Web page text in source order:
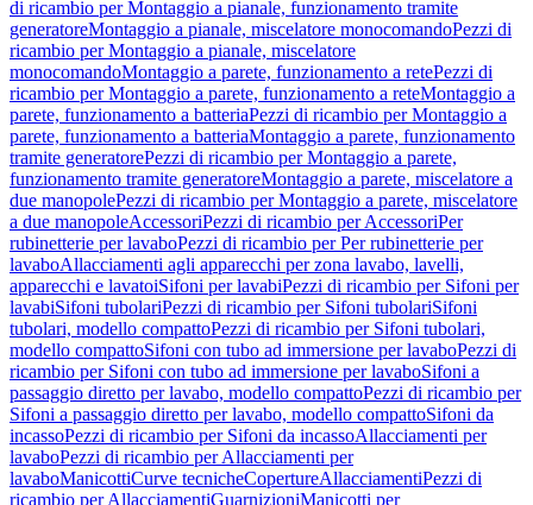
di ricambio per Montaggio a pianale, funzionamento tramite
generatoreMontaggio a pianale, miscelatore monocomandoPezzi di
ricambio per Montaggio a pianale, miscelatore
monocomandoMontaggio a parete, funzionamento a retePezzi di
ricambio per Montaggio a parete, funzionamento a reteMontaggio a
parete, funzionamento a batteriaPezzi di ricambio per Montaggio a
parete, funzionamento a batteriaMontaggio a parete, funzionamento
tramite generatorePezzi di ricambio per Montaggio a parete,
funzionamento tramite generatoreMontaggio a parete, miscelatore a
due manopolePezzi di ricambio per Montaggio a parete, miscelatore
a due manopoleAccessoriPezzi di ricambio per AccessoriPer
rubinetterie per lavaboPezzi di ricambio per Per rubinetterie per
lavaboAllacciamenti agli apparecchi per zona lavabo, lavelli,
apparecchi e lavatoiSifoni per lavabiPezzi di ricambio per Sifoni per
lavabiSifoni tubolariPezzi di ricambio per Sifoni tubolariSifoni
tubolari, modello compattoPezzi di ricambio per Sifoni tubolari,
modello compattoSifoni con tubo ad immersione per lavaboPezzi di
ricambio per Sifoni con tubo ad immersione per lavaboSifoni a
passaggio diretto per lavabo, modello compattoPezzi di ricambio per
Sifoni a passaggio diretto per lavabo, modello compattoSifoni da
incassoPezzi di ricambio per Sifoni da incassoAllacciamenti per
lavaboPezzi di ricambio per Allacciamenti per
lavaboManicottiCurve tecnicheCopertureAllacciamentiPezzi di
ricambio per AllacciamentiGuarnizioniManicotti per